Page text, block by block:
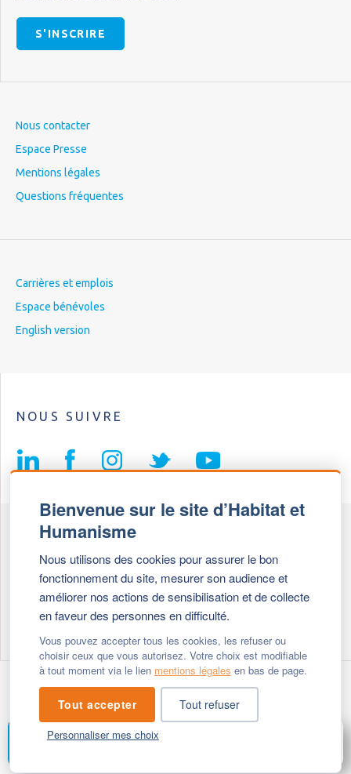
Bienvenue sur le site d’Habitat et
Humanisme
Nous utilisons des cookies pour assurer le bon
fonctionnement du site, mesurer son audience et
améliorer nos actions de sensibilisation et de collecte
en faveur des personnes en difficulté.
Vous pouvez accepter tous les cookies, les refuser ou
choisir ceux que vous autorisez. Votre choix est modifiable
à tout moment via le lien mentions légales en bas de page.
Tout accepter Tout refuser
Personnaliser mes choix
S'INSCRIRE
Nous contacter
Espace Presse
Mentions légales
Questions fréquentes
Carrières et emplois
Espace bénévoles
English version
NOUS SUIVRE
69647 Caluire et Cuire cedex
+ 33 (0)4 72 27 42 58
- © 2026 Habitat & Humanisme